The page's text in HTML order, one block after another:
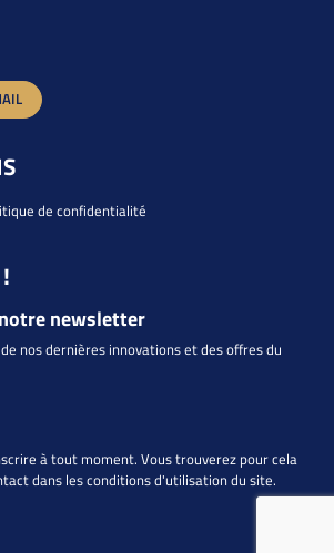
de confidentialité
newsletter
nos dernières innovations et des offres du
à tout moment. Vous trouverez pour cela
dans les conditions d'utilisation du site.